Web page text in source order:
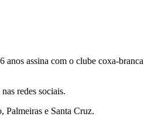
anos assina com o clube coxa-branca
redes sociais.
Palmeiras e Santa Cruz.